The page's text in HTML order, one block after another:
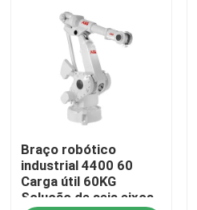
Produtos
Vídeos
Espetáculo VR
Sobre nós
Braço robótico
industrial 4400 60
Carga útil 60KG
Solução de seis eixos